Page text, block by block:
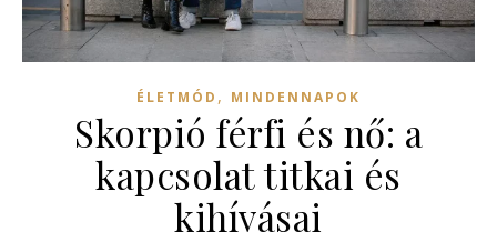
ÉLETMÓD , MINDENNAPOK
Skorpió férfi és nő: a
kapcsolat titkai és
kihívásai